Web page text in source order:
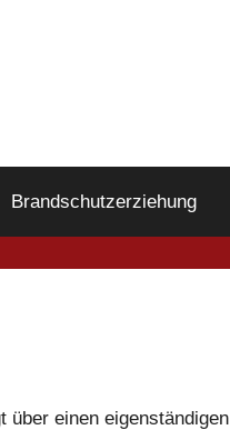
Brandschutzerziehung
über einen eigenständigen